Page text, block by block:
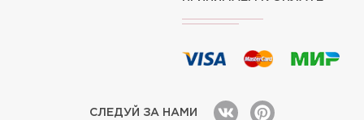
СЛЕДУЙ ЗА НАМИ